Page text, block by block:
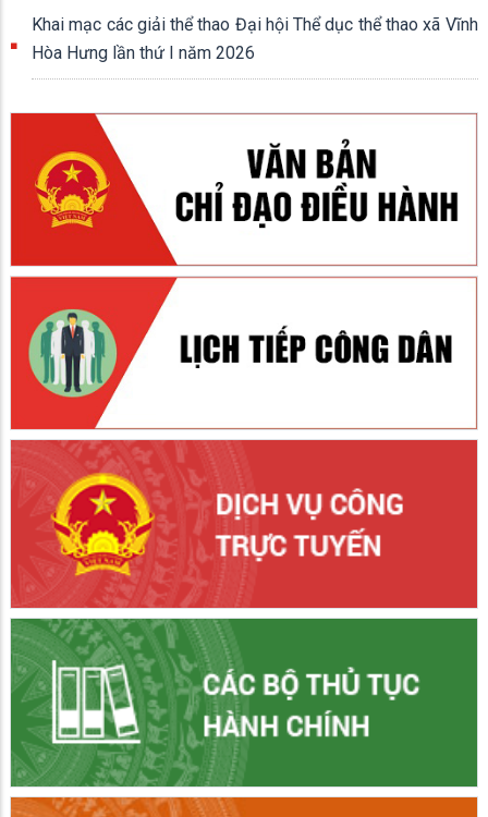
Khai mạc các giải thể thao Đại hội Thể dục thể thao xã Vĩnh
Hòa Hưng lần thứ I năm 2026